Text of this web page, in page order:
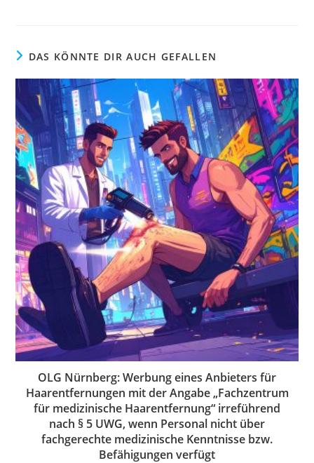
DAS KÖNNTE DIR AUCH GEFALLEN
OLG Nürnberg: Werbung eines Anbieters für
Haarentfernungen mit der Angabe „Fachzentrum
für medizinische Haarentfernung“ irreführend
nach § 5 UWG, wenn Personal nicht über
fachgerechte medizinische Kenntnisse bzw.
Befähigungen verfügt